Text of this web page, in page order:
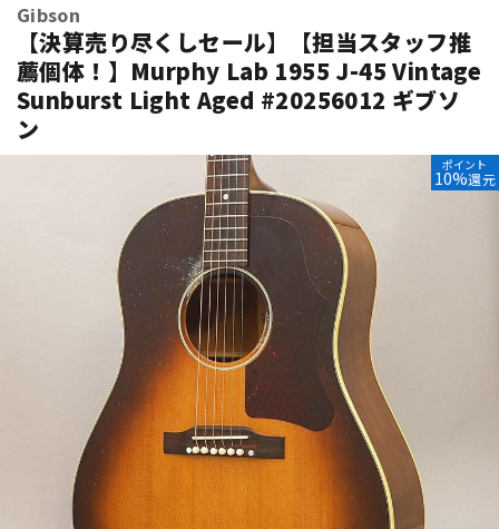
エレキギター アコギ/エレアコ
ドラム パーカッション
キーボード 電子ピアノ
管楽器 その他楽器
アンプ エフェクター
Gibson
【決算売り尽くしセール】【担当スタッフ推
薦個体！】Murphy Lab 1955 J-45 Vintage
Sunburst Light Aged #20256012 ギブソ
ン
ポイント
10%還元